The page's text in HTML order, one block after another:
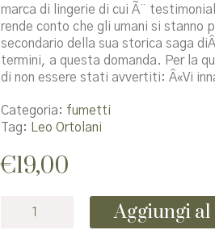
marca di lingerie di cui Ã¨
rende conto che gli umani si stanno
secondario della sua storica saga diÂ
termini, a questa domanda. Per la
di non essere stati avvertiti: Â«Vi
Categoria: fumetti
Tag:
Leo Ortolani
€19,00
quantità
Aggiungi